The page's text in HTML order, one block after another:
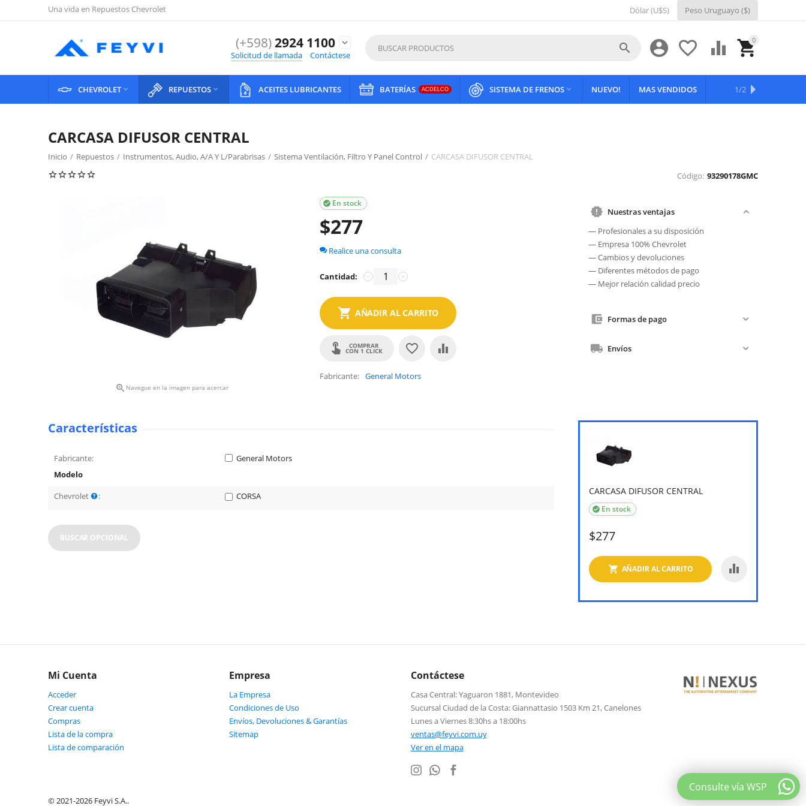
Una vida en Repuestos Chevrolet Dólar (U$S) Peso Uruguayo ($)
(+598)2924 1100
expand_more
Solicitud de llamada
Contáctese
0

 


CHEVROLET REPUESTOS  ACEITES LUBRICANTES BATERÍAS ACDELCO SISTEMA DE FRENOS  NUEVO! MAS VENDIDOS OFERTAS
1/2
CARCASA DIFUSOR CENTRAL
Inicio / Repuestos / Instrumentos, Audio, A/A Y L/Parabrisas / Sistema Ventilación, Filtro Y Panel Control / CARCASA DIFUSOR CENTRAL
Código: 93290178GMC
 Navegue en la imagen para acercar
En stock

$277
Realice una consulta
Cantidad: +
−
AÑADIR AL CARRITO
COMPRAR
CON 1 CLICK
Fabricante General Motors
Nuestras ventajas
— Profesionales a su disposición
— Empresa 100% Chevrolet
— Cambios y devoluciones
— Diferentes métodos de pago
— Mejor relación calidad precio
Formas de pago
Envíos
CARCASA DIFUSOR CENTRAL
En stock

$277
AÑADIR AL CARRITO
Características
Fabricante:
General Motors
Modelo
Chevrolet
: CORSA
BUSCAR OPCIONAL
Mi Cuenta
Acceder
Crear cuenta
Compras
Lista de la compra
Lista de comparación
Empresa
La Empresa
Condiciones de Uso
Envíos, Devoluciones & Garantías
Sitemap
Contáctese
Casa Central: Yaguaron 1881, Montevideo
Sucursal Ciudad de la Costa: Giannattasio 1503 Km 21, Canelones
Lunes a Viernes 8:30hs a 18:00hs
ventas@feyvi.com.uy
Ver en el mapa
© 2021-2026 Feyvi S.A..
Consulte vía WSP